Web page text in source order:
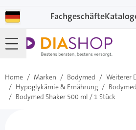
Fachgeschäfte
Home / Marken / Bodymed / Weiterer
/ Hypoglykämie & Ernährung / Bodymed
/ Bodymed Shaker 500 ml / 1 Stück